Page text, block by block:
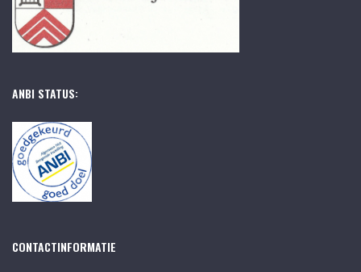
ANBI STATUS:
CONTACTINFORMATIE